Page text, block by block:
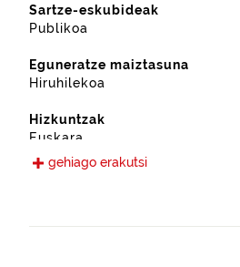
Sartze-eskubideak
Publikoa
Eguneratze maiztasuna
Hiruhilekoa
Hizkuntzak
Euskara
Gaztelania
gehiago erakutsi